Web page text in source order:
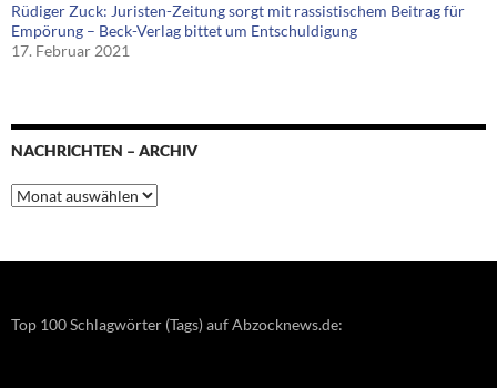
Rüdiger Zuck: Juristen-Zeitung sorgt mit rassistischem Beitrag für
Empörung – Beck-Verlag bittet um Entschuldigung
17. Februar 2021
NACHRICHTEN – ARCHIV
Nachrichten
–
Top 100 Schlagwörter (Tags) auf Abzocknews.de: